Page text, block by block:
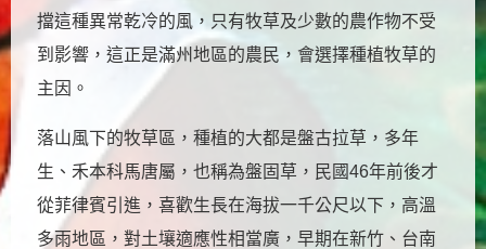
擋這種異常乾冷的風，只有牧草及少數的農作物不受
到影響，這正是滿州地區的農民，會選擇種植牧草的
主因。
落山風下的牧草區，種植的大都是盤古拉草，多年
生、禾本科馬唐屬，也稱為盤固草，民國46年前後才
從菲律賓引進，喜歡生長在海拔一千公尺以下，高溫
多雨地區，對土壤適應性相當廣，早期在新竹、台南